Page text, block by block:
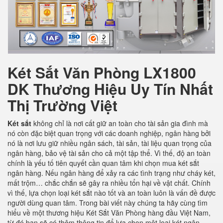
Két Sắt Văn Phòng LX1800
DK Thương Hiệu Uy Tín Nhất
Thị Trường Việt
Két sắt không chỉ là nơi cất giữ an toàn cho tài sản gia đình mà
nó còn đặc biệt quan trọng với các doanh nghiệp, ngân hàng bởi
nó là nơi lưu giữ nhiều ngân sách, tài sản, tài liệu quan trọng của
ngân hàng, bảo vệ tài sản cho cả một tập thể. Vì thế, độ an toàn
chính là yếu tố tiên quyết cần quan tâm khi chọn mua két sắt
ngân hàng. Nếu ngân hàng để xảy ra các tình trạng như cháy két,
mất trộm… chắc chắn sẽ gây ra nhiều tổn hại về vật chất. Chính
vì thế, lựa chọn loại két sắt nào tốt và an toàn luôn là vấn đề được
người dùng quan tâm. Trong bài viết này chúng ta hãy cùng tìm
hiểu về một thương hiệu Két Sắt Văn Phòng hàng đầu Việt Nam,